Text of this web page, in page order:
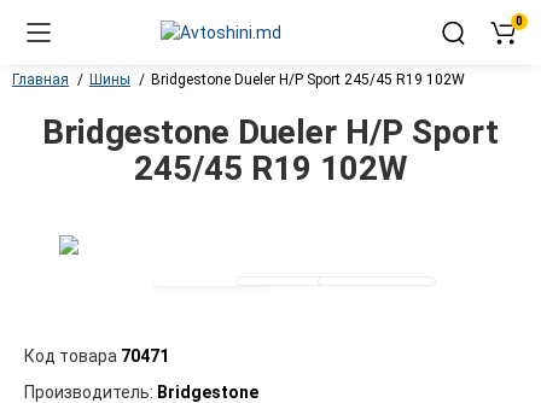
0
Главная Шины Bridgestone Dueler H/P Sport 245/45 R19 102W
Bridgestone Dueler H/P Sport
245/45 R19 102W
Код товара 70471
Производитель: Bridgestone